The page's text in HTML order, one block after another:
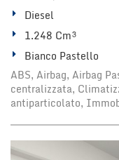
Diesel
1.248 Cm³
Bianco Pastello
ABS, Airbag, Airbag
centralizzata,
antiparticolato,